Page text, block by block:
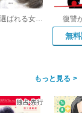
漫画版 選ばれる女におなりなさい デヴィ夫人の華麗で激動なる人生 分冊版 復讐
無
>